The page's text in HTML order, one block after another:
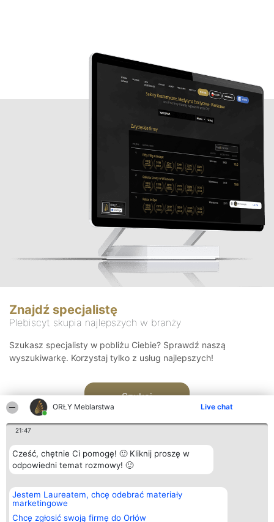
ORŁY Meblarstwa Live chat
21:47
Cześć, chętnie Ci pomogę! 🙂 Kliknij proszę w
odpowiedni temat rozmowy! 🙂
Jestem Laureatem, chcę odebrać materiały
marketingowe
Chcę zgłosić swoją firmę do Orłów
Znajdź specjalistę
Plebiscyt skupia najlepszych w branży
Szukasz specjalisty w pobliżu Ciebie? Sprawdź naszą
wyszukiwarkę. Korzystaj tylko z usług najlepszych!
Szukaj
Organizator plebiscytu
Bright Side Solutions sp. z o.
o. sp. k.
ul. Ruska 22
Plebiscyt
Laureaci
wszystkich
Kontakt
Kontakt